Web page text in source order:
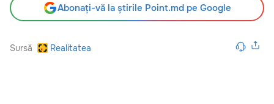
Abonați-vă la știrile Point.md pe Google
Sursă Realitatea